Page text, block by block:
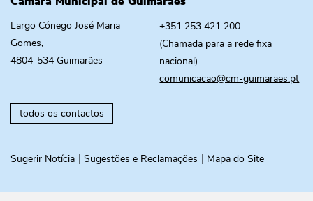
Largo Cónego José Maria
Gomes,
4804-534 Guimarães
+351 253 421 200
(Chamada para a rede fixa
nacional)
comunicacao@cm-guimaraes.pt
todos os contactos
Sugerir Notícia Sugestões e Reclamações Mapa do Site